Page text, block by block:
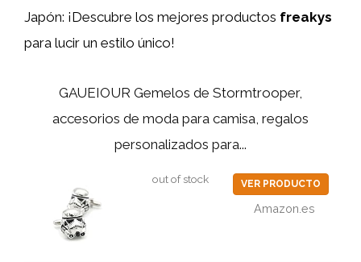
Japón: ¡Descubre los mejores productos freakys
para lucir un estilo único!
GAUEIOUR Gemelos de Stormtrooper,
accesorios de moda para camisa, regalos
personalizados para...
out of stock VER PRODUCTO
Amazon.es